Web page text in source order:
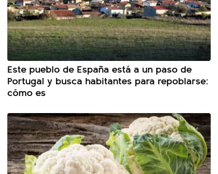
Este pueblo de España está a un paso de
Portugal y busca habitantes para repoblarse:
cómo es